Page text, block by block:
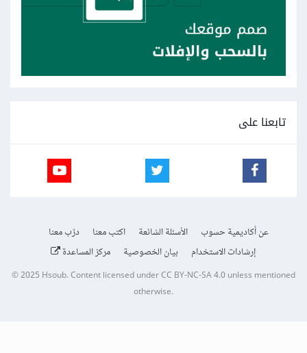
تابعنا على
عن أكاديمية حسوب الأسئلة الشائعة اكتب معنا
درّب معنا
إرشادات الاستخدام
بيان الخصوصية مركز المساعدة
© 2025 Hsoub.Content licensed underCC BY-NC-SA 4.0unless mentioned
otherwise.